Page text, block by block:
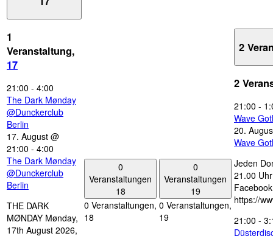
1
Veranstaltung,
17
21:00 - 4:00
The Dark Mønday
@Dunckerclub
Berlin
17. August @
21:00 - 4:00
The Dark Mønday
@Dunckerclub
Berlin
THE DARK
MØNDAY Mønday,
17th August 2026,
0
Veranstaltungen
18
0 Veranstaltungen,
18
0
Veranstaltungen
19
0 Veranstaltungen,
19
2
2
21:00 -
Wave
20.
Wave
Jeden
21.00
https://
21:00 -